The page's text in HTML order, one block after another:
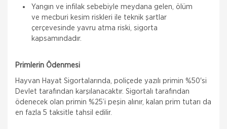
TEKLİF AL
Yangın ve infilak sebebiyle meydana gelen, ölüm
ve mecburi kesim riskleri ile teknik şartlar
çerçevesinde yavru atma riski, sigorta
kapsamındadır.
Primlerin Ödenmesi
Hayvan Hayat Sigortalarında, poliçede yazılı primin %50'si
Devlet tarafından karşılanacaktır. Sigortalı tarafından
ödenecek olan primin %25’i peşin alınır, kalan prim tutarı da
en fazla 5 taksitle tahsil edilir.